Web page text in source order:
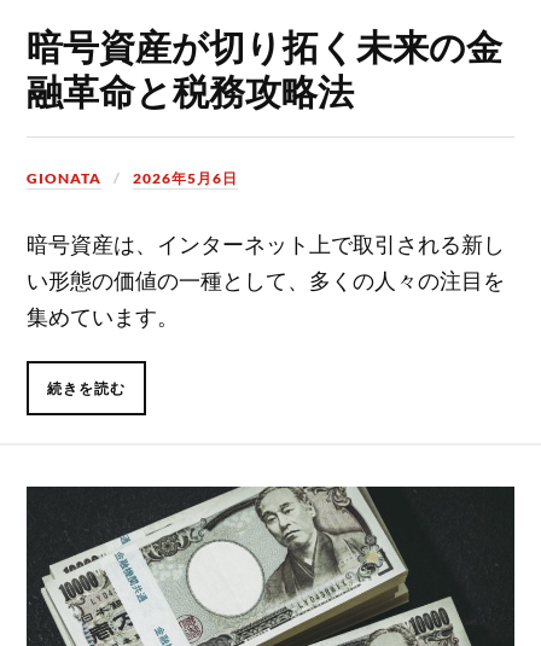
暗号資産が切り拓く未来の金
融革命と税務攻略法
GIONATA 2026年5月6日
暗号資産は、インターネット上で取引される新し
い形態の価値の一種として、多くの人々の注目を
集めています。
続きを読む